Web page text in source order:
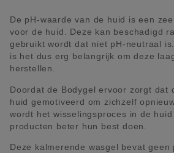
De pH-waarde van de huid is een
voor de huid. Deze kan beschadigd
gebruikt wordt dat niet pH-neutraal
is het dus erg belangrijk om deze
herstellen.
Doordat de Bodygel ervoor zorgt dat
huid gemotiveerd om zichzelf
wordt het wisselingsproces in de
producten beter hun best doen.
Deze kalmerende wasgel bevat